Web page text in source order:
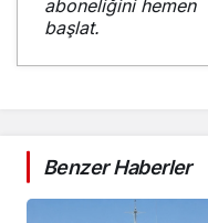
aboneliğini hemen
başlat.
Benzer Haberler